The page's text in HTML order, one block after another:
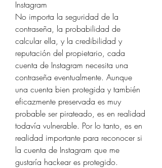
Instagram
No importa la seguridad de la
contraseña, la probabilidad de
calcular ella, y la credibilidad y
reputación del propietario, cada
cuenta de Instagram necesita una
contraseña eventualmente. Aunque
una cuenta bien protegida y también
eficazmente preservada es muy
probable ser pirateado, es en realidad
todavía vulnerable. Por lo tanto, es en
realidad importante para reconocer si
la cuenta de Instagram que me
gustaría hackear es protegido.